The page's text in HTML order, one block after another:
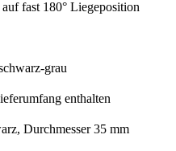
fast 180° Liegeposition
grau
enthalten
Durchmesser 35 mm